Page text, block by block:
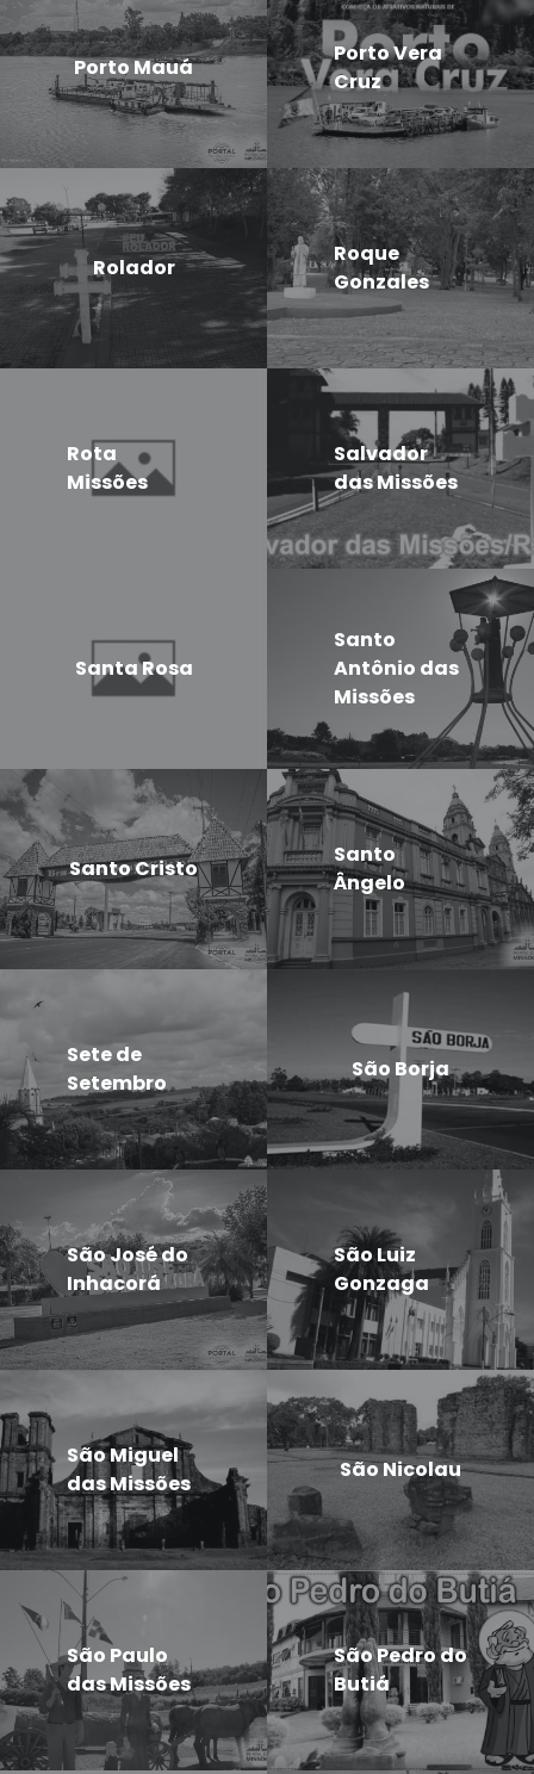
Porto Mauá
Porto Vera
Cruz
Rolador
Roque
Gonzales
Rota
Missões
Salvador
das Missões
Santa Rosa
Santo
Antônio das
Missões
Santo Cristo
Santo
Ângelo
Sete de
Setembro
São Borja
São José do
Inhacorá
São Luiz
Gonzaga
São Miguel
das Missões
São Nicolau
São Paulo
das Missões
São Pedro do
Butiá